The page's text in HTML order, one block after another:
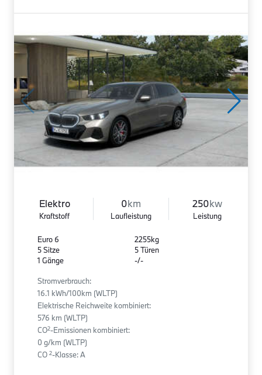
Elektro
Kraftstoff
0km
Laufleistung
250kw
Leistung
Euro 6
5 Sitze
1 Gänge
2255kg
5 Türen
-/-
Stromverbrauch:
16.1 kWh/100km (WLTP)
Elektrische Reichweite kombiniert:
576 km (WLTP)
CO2-Emissionen kombiniert:
0 g/km (WLTP)
CO 2-Klasse: A